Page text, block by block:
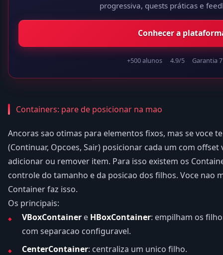
progressiva, quests práticas e
Conhecer a
+500 alunos 4.9/5 Garantia
Containers: pare de posicionar na mao
Ancoras sao otimas para elementos fixos, mas se voce
(Continuar, Opcoes, Sair) posicionar cada um com
adicionar ou remover item. Para isso existem os
controle do tamanho e da posicao dos filhos. Voce nao
Container faz isso.
Os principais:
VBoxContainer e HBoxContainer: empilham os
com separacao configuravel.
CenterContainer: centraliza um unico filho.